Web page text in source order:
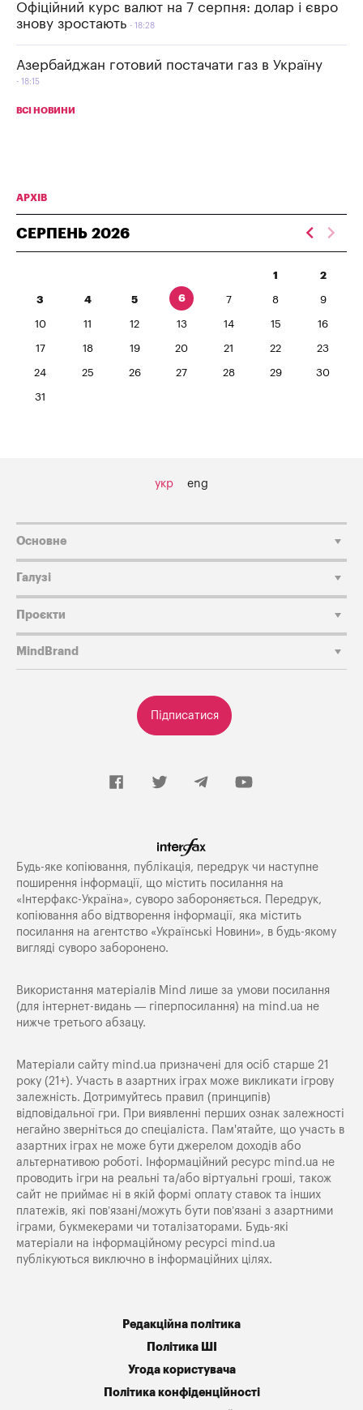
Офіційний курс валют на 7 серпня: долар і євро
знову зростають
18:28
Азербайджан готовий постачати газ в Україну
18:15
ВСІ НОВИНИ
АРХІВ
СЕРПЕНЬ 2026
1 2
3 4 5 6 7 8 9
10 11 12 13 14 15 16
17 18 19 20 21 22 23
24 25 26 27 28 29 30
31
укр eng
Підписатися
Основне
Галузі
Проєкти
MindBrand
Будь-яке копiювання, публiкацiя, передрук чи наступне
поширення iнформацiї, що мiстить посилання на
«Iнтерфакс-Україна», суворо забороняється. Передрук,
копіювання або відтворення інформації, яка містить
посилання на агентство «Українські Новини», в будь-якому
вигляді суворо заборонено.
Використання матеріалів Mind лише за умови посилання
(для інтернет-видань — гіперпосилання) на mind.ua не
нижче третього абзацу.
Матеріали сайту mind.ua призначені для осіб старше 21
року (21+). Участь в азартних іграх може викликати ігрову
залежність. Дотримуйтесь правил (принципів)
відповідальної гри. При виявленні перших ознак залежності
негайно зверніться до спеціаліста. Пам'ятайте, що участь в
азартних іграх не може бути джерелом доходів або
альтернативою роботі. Інформаційний ресурс mind.ua не
проводить ігри на реальні та/або віртуальні гроші, також
сайт не приймає ні в якій формі оплату ставок та інших
платежів, які пов’язані/можуть бути пов’язані з азартними
іграми, букмекерами чи тоталізаторами. Будь-які
матеріали на інформаційному ресурсі mind.ua
публікуються виключно в інформаційних цілях.
Редакційна політика
Політика ШІ
Угода користувача
Політика конфіденційності